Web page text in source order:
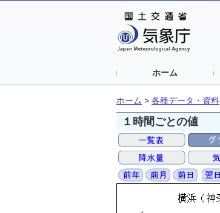
ホーム
ホーム > 各種データ・資料
１時間ごとの値